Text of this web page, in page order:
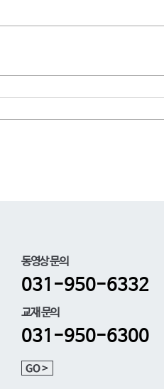
동영상 문의
031-950-6332
교재 문의
031-950-6300